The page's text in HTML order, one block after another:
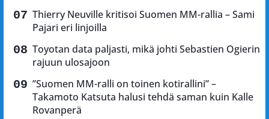
Thierry Neuville kritisoi Suomen MM-rallia – Sami
Pajari eri linjoilla
Toyotan data paljasti, mikä johti Sebastien Ogierin
rajuun ulosajoon
”Suomen MM-ralli on toinen kotirallini” –
Takamoto Katsuta halusi tehdä saman kuin Kalle
Rovanperä